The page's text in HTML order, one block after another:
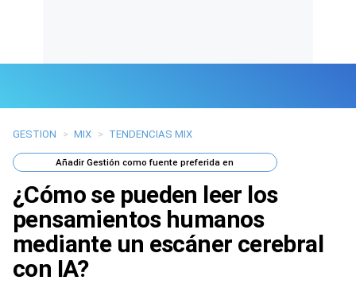
Últimas Noticias
Mi Bolsillo
Respuestas
Gente
GESTION > MIX > TENDENCIAS MIX
AñadirGestión como fuente preferida en
¿Cómo se pueden leer los
pensamientos humanos
mediante un escáner cerebral
con IA?